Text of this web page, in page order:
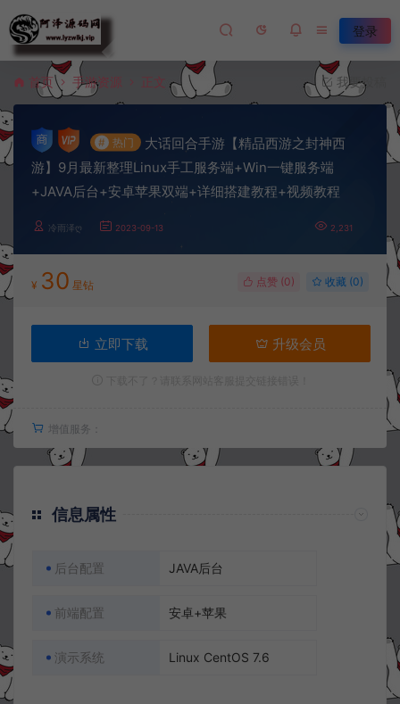
登录
首页 手游资源 正文 我要投稿
# 热门
大话回合手游【精品西游之封神西
游】9月最新整理Linux手工服务端+Win一键服务端
+JAVA后台+安卓苹果双端+详细搭建教程+视频教程
冷雨泽ღ 2023-09-13 2,231
¥ 30 星钻 点赞 (0) 收藏 (0)
立即下载 升级会员
增值服务：
信息属性
后台配置 JAVA后台
前端配置 安卓+苹果
演示系统 Linux CentOS 7.6